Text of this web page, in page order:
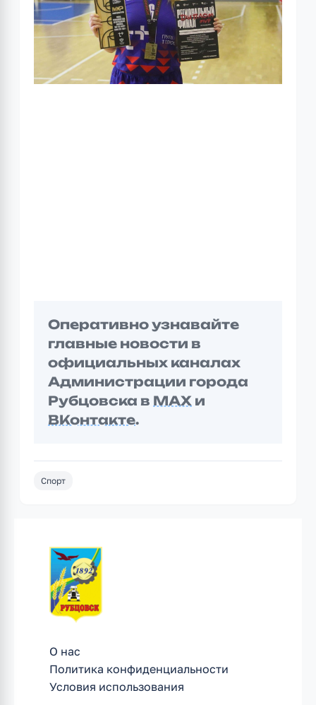
Оперативно узнавайте
главные новости в
официальных каналах
Администрации города
Рубцовска в MAX и
ВКонтакте.
Спорт
О нас
Политика конфиденциальности
Условия использования